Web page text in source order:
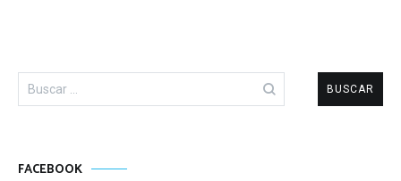
Buscar:
FACEBOOK